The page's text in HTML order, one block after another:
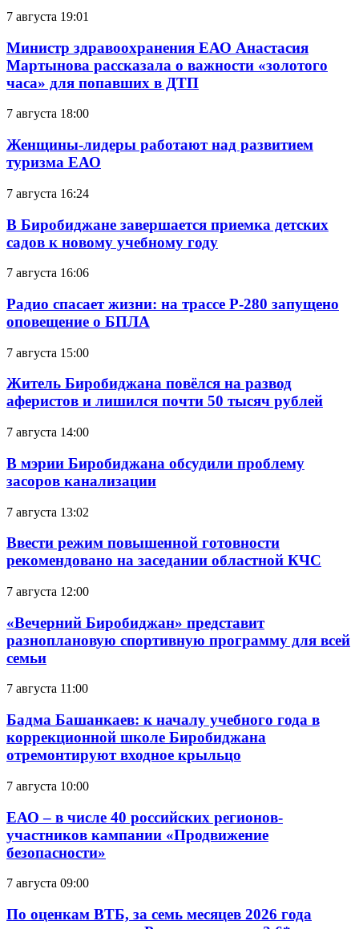
7 августа 19:01
Министр здравоохранения ЕАО Анастасия
Мартынова рассказала о важности «золотого
часа» для попавших в ДТП
7 августа 18:00
Женщины-лидеры работают над развитием
туризма ЕАО
7 августа 16:24
В Биробиджане завершается приемка детских
садов к новому учебному году
7 августа 16:06
Радио спасает жизни: на трассе Р-280 запущено
оповещение о БПЛА
7 августа 15:00
Житель Биробиджана повёлся на развод
аферистов и лишился почти 50 тысяч рублей
7 августа 14:00
В мэрии Биробиджана обсудили проблему
засоров канализации
7 августа 13:02
Ввести режим повышенной готовности
рекомендовано на заседании областной КЧС
7 августа 12:00
«Вечерний Биробиджан» представит
разноплановую спортивную программу для всей
семьи
7 августа 11:00
Бадма Башанкаев: к началу учебного года в
коррекционной школе Биробиджана
отремонтируют входное крыльцо
7 августа 10:00
ЕАО – в числе 40 российских регионов-
участников кампании «Продвижение
безопасности»
7 августа 09:00
По оценкам ВТБ, за семь месяцев 2026 года